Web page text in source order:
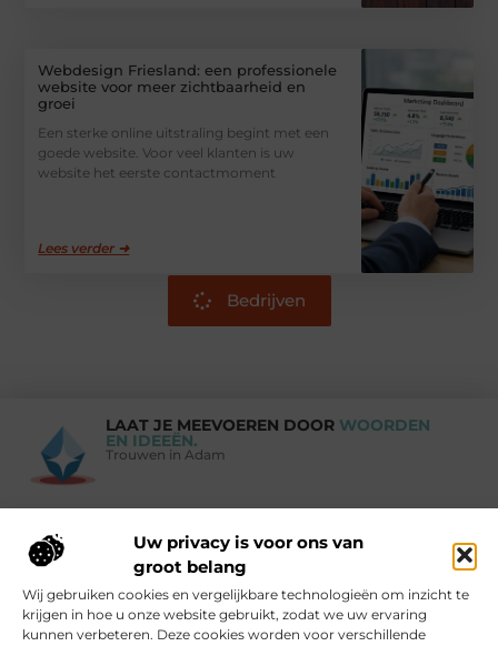
Uw privacy is voor ons van
groot belang
Wij gebruiken cookies en vergelijkbare technologieën om inzicht te
krijgen in hoe u onze website gebruikt, zodat we uw ervaring
kunnen verbeteren. Deze cookies worden voor verschillende
Webdesign Friesland: een professionele
website voor meer zichtbaarheid en
groei
Een sterke online uitstraling begint met een
goede website. Voor veel klanten is uw
website het eerste contactmoment
Lees verder ➜
Bedrijven
LAAT JE MEEVOEREN DOOR WOORDEN
EN IDEEËN.
Trouwen in Adam
Vind Ons Hier :